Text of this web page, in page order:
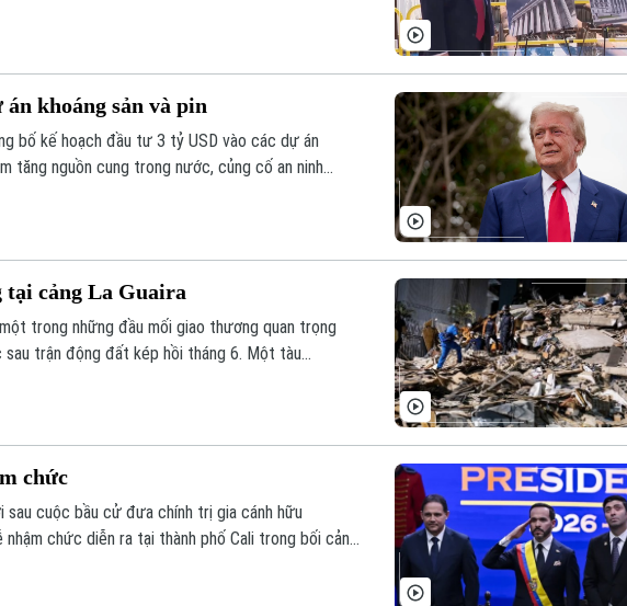
khoáng sản và pin
bố kế hoạch đầu tư 3 tỷ USD vào các dự án
tăng nguồn cung trong nước, củng cố an ninh
tại cảng La Guaira
trong những đầu mối giao thương quan trọng
sau trận động đất kép hồi tháng 6. Một tàu
chức
cuộc bầu cử đưa chính trị gia cánh hữu
nhậm chức diễn ra tại thành phố Cali trong bối cảnh